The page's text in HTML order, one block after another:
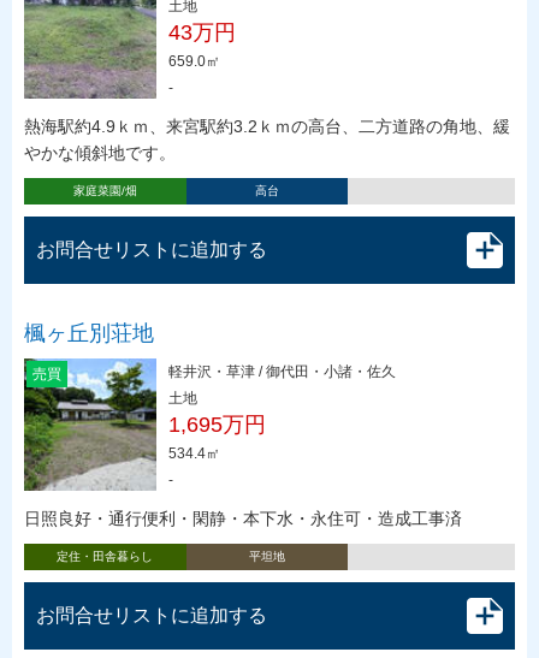
土地
43万円
659.0㎡
-
熱海駅約4.9ｋｍ、来宮駅約3.2ｋｍの高台、二方道路の角地、緩
やかな傾斜地です。
家庭菜園/畑 高台
お問合せリストに追加する
楓ヶ丘別荘地
売買
軽井沢・草津 / 御代田・小諸・佐久
土地
1,695万円
534.4㎡
-
日照良好・通行便利・閑静・本下水・永住可・造成工事済
定住・田舎暮らし 平坦地
お問合せリストに追加する